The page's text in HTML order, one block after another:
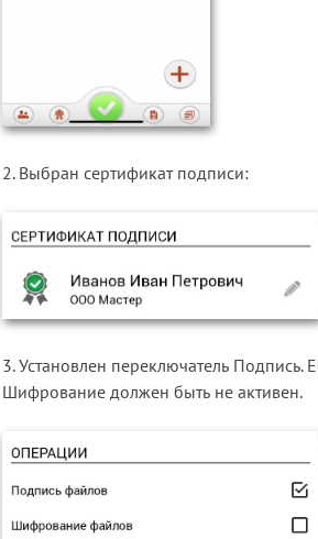
2. Выбран сертификат подписи:
3. Установлен переключатель
Шифрование должен быть не активен.